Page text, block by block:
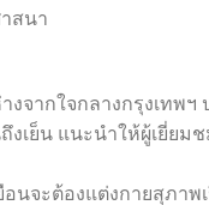
สนา
งจากใจกลางกรุงเทพ
งเย็น แนะนำให้ผู้เยี่ย
นจะต้องแต่งกายสุภาพ